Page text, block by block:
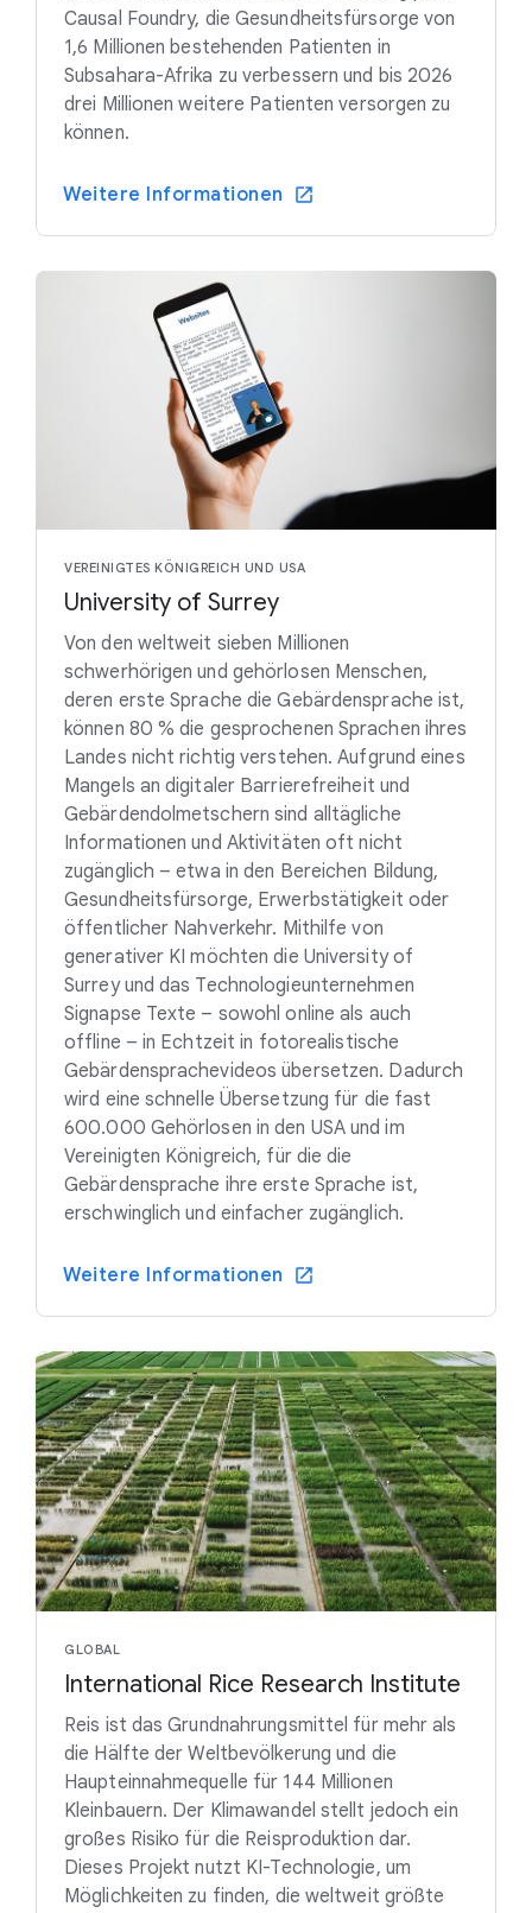
Causal Foundry, die Gesundheitsfürsorge von
1,6 Millionen bestehenden Patienten in
Subsahara-Afrika zu verbessern und bis 2026
drei Millionen weitere Patienten versorgen zu
können.
Weitere Informationen
VEREINIGTES KÖNIGREICH UND USA
University of Surrey
Von den weltweit sieben Millionen
schwerhörigen und gehörlosen Menschen,
deren erste Sprache die Gebärdensprache ist,
können 80 % die gesprochenen Sprachen ihres
Landes nicht richtig verstehen. Aufgrund eines
Mangels an digitaler Barrierefreiheit und
Gebärdendolmetschern sind alltägliche
Informationen und Aktivitäten oft nicht
zugänglich – etwa in den Bereichen Bildung,
Gesundheitsfürsorge, Erwerbstätigkeit oder
öffentlicher Nahverkehr. Mithilfe von
generativer KI möchten die University of
Surrey und das Technologieunternehmen
Signapse Texte – sowohl online als auch
offline – in Echtzeit in fotorealistische
Gebärdensprachevideos übersetzen. Dadurch
wird eine schnelle Übersetzung für die fast
600.000 Gehörlosen in den USA und im
Vereinigten Königreich, für die die
Gebärdensprache ihre erste Sprache ist,
erschwinglich und einfacher zugänglich.
Weitere Informationen
GLOBAL
International Rice Research Institute
Reis ist das Grundnahrungsmittel für mehr als
die Hälfte der Weltbevölkerung und die
Haupteinnahmequelle für 144 Millionen
Kleinbauern. Der Klimawandel stellt jedoch ein
großes Risiko für die Reisproduktion dar.
Dieses Projekt nutzt KI-Technologie, um
Möglichkeiten zu finden, die weltweit größte